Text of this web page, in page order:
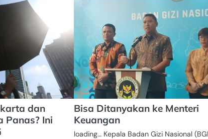
dan
Panas? Ini
Bisa Ditanyakan ke Menteri
Keuangan
loading… Kepala Badan Gizi Nasional